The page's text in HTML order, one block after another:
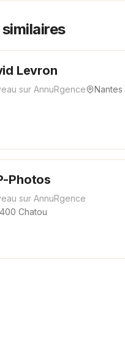
Levron
sur AnnuRgence Nantes
Photos
sur AnnuRgence
Chatou